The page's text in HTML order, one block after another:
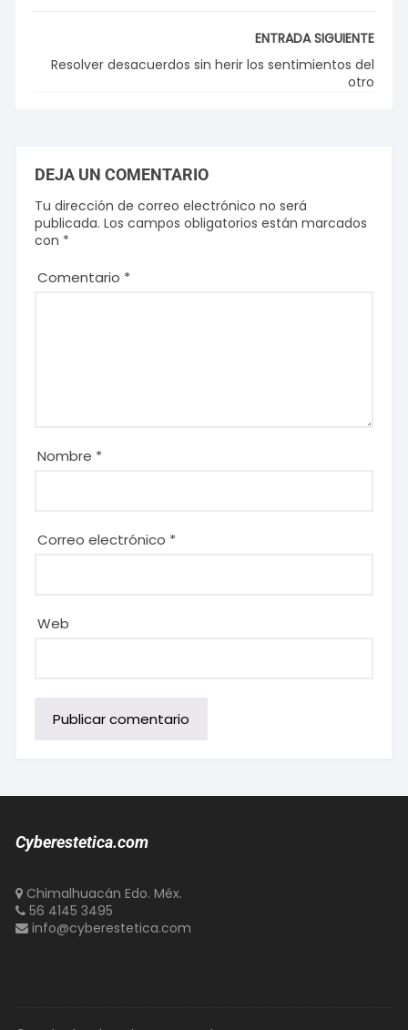
ENTRADA SIGUIENTE
Resolver desacuerdos sin herir los sentimientos del
otro
DEJA UN COMENTARIO
Tu dirección de correo electrónico no será
publicada. Los campos obligatorios están marcados
con *
Comentario *
Nombre *
Correo electrónico *
Web
Cyberestetica.com
Chimalhuacán Edo. Méx.
56 4145 3495
info@cyberestetica.com